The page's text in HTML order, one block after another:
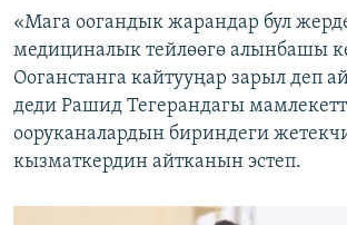
«Мага оогандык жарандар бул
медициналык тейлөөгө алынбашы
Ооганстанга кайтууңар зарыл деп
деди Рашид Тегерандагы
ооруканалардын бириндеги
кызматкердин айтканын эстеп.